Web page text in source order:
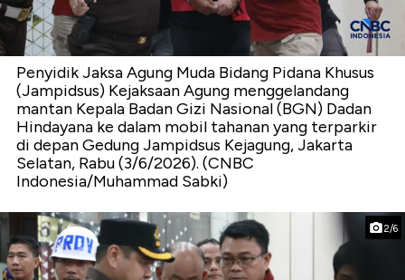
Penyidik Jaksa Agung Muda Bidang Pidana Khusus
(Jampidsus) Kejaksaan Agung menggelandang
mantan Kepala Badan Gizi Nasional (BGN) Dadan
Hindayana ke dalam mobil tahanan yang terparkir
di depan Gedung Jampidsus Kejagung, Jakarta
Selatan, Rabu (3/6/2026). (CNBC
Indonesia/Muhammad Sabki)
2/6